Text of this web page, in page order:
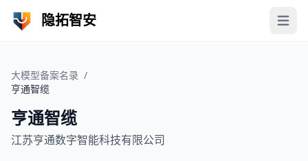
隐拓智安 Open
大模型备案名录 /
亨通智缆
亨通智缆
江苏亨通数字智能科技有限公司